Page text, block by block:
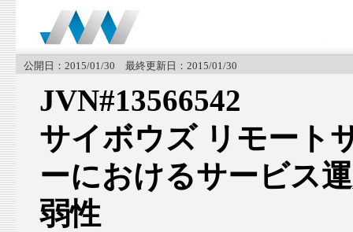
公開日：2015/01/30 最終更新日：2015/01/30
JVN#13566542
サイボウズ リモート
ーにおけるサービス
弱性